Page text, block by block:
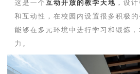
这是一个互动开放的教学天地 ，设
和互动性，在校园内设置很多积极
能够在多元环境中进行学习和锻炼
力。